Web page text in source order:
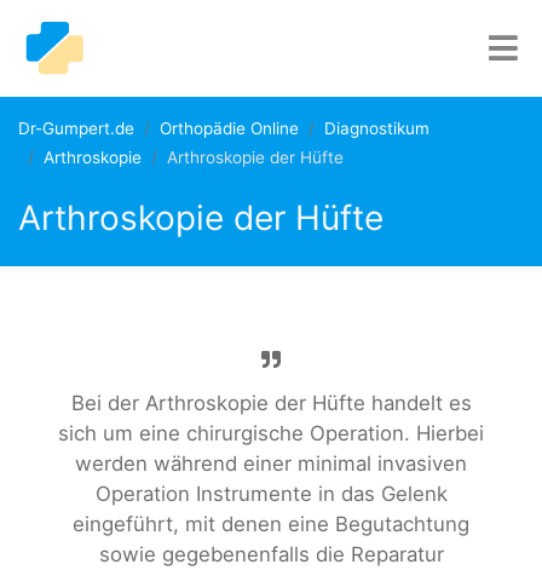
Dr-Gumpert.de Orthopädie Online
Diagnostikum
Arthroskopie
Arthroskopie der Hüfte
Arthroskopie der Hüfte
Bei der Arthroskopie der Hüfte handelt es
sich um eine chirurgische Operation. Hierbei
werden während einer minimal invasiven
Operation Instrumente in das Gelenk
eingeführt, mit denen eine Begutachtung
sowie gegebenenfalls die Reparatur